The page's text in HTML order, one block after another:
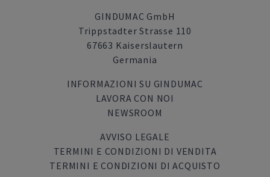
GINDUMAC GmbH
Trippstadter Strasse 110
67663 Kaiserslautern
Germania
INFORMAZIONI SU GINDUMAC
LAVORA CON NOI
NEWSROOM
AVVISO LEGALE
TERMINI E CONDIZIONI DI VENDITA
TERMINI E CONDIZIONI DI ACQUISTO